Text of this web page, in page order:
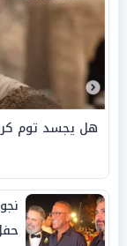
هل يجسد توم